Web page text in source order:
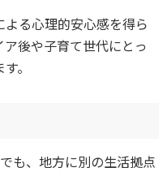
る心理的安心感を得ら
後や子育て世代にとっ
。
も、地方に別の生活拠点